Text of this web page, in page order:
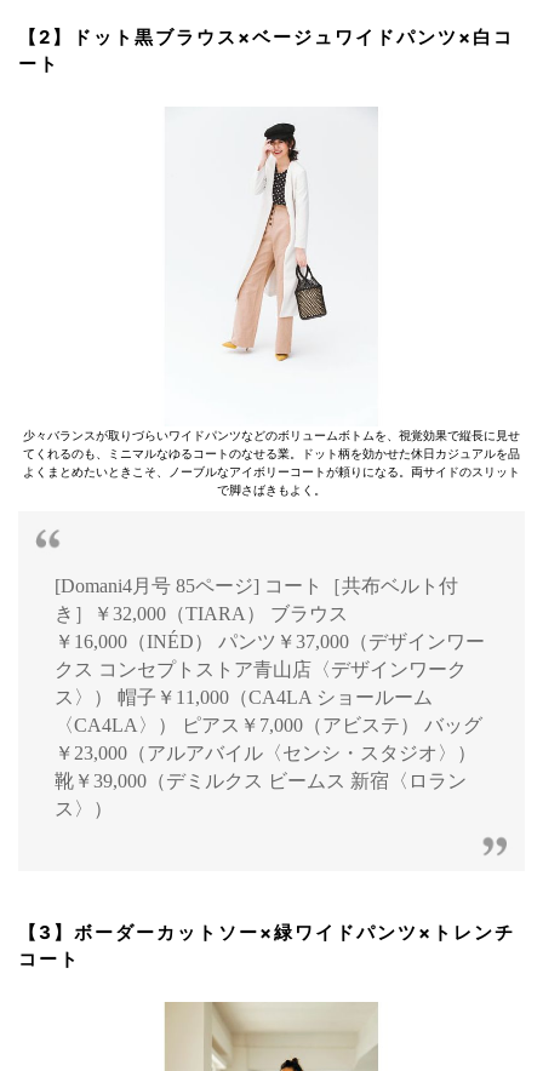
【2】ドット黒ブラウス×ベージュワイドパンツ×白コ
ート
少々バランスが取りづらいワイドパンツなどのボリュームボトムを、視覚効果で縦長に見せ
てくれるのも、ミニマルなゆるコートのなせる業。ドット柄を効かせた休日カジュアルを品
よくまとめたいときこそ、ノーブルなアイボリーコートが頼りになる。両サイドのスリット
で脚さばきもよく。
[Domani4月号 85ページ] コート［共布ベルト付
き］￥32,000（TIARA） ブラウス
￥16,000（INÉD） パンツ￥37,000（デザインワー
クス コンセプトストア青山店〈デザインワーク
ス〉） 帽子￥11,000（CA4LA ショールーム
〈CA4LA〉） ピアス￥7,000（アビステ） バッグ
￥23,000（アルアバイル〈センシ・スタジオ〉）
靴￥39,000（デミルクス ビームス 新宿〈ロラン
ス〉）
【3】ボーダーカットソー×緑ワイドパンツ×トレンチ
コート